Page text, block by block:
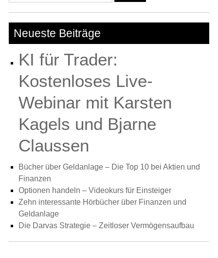
nach:
Neueste Beiträge
KI für Trader:
Kostenloses Live-
Webinar mit Karsten
Kagels und Bjarne
Claussen
Bücher über Geldanlage – Die Top 10 bei Aktien und
Finanzen
Optionen handeln – Videokurs für Einsteiger
Zehn interessante Hörbücher über Finanzen und
Geldanlage
Die Darvas Strategie – Zeitloser Vermögensaufbau